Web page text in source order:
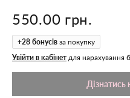
550.00 грн.
+28 бонусів за покупку
Увійти в кабінет для нарахування
Дізнатись